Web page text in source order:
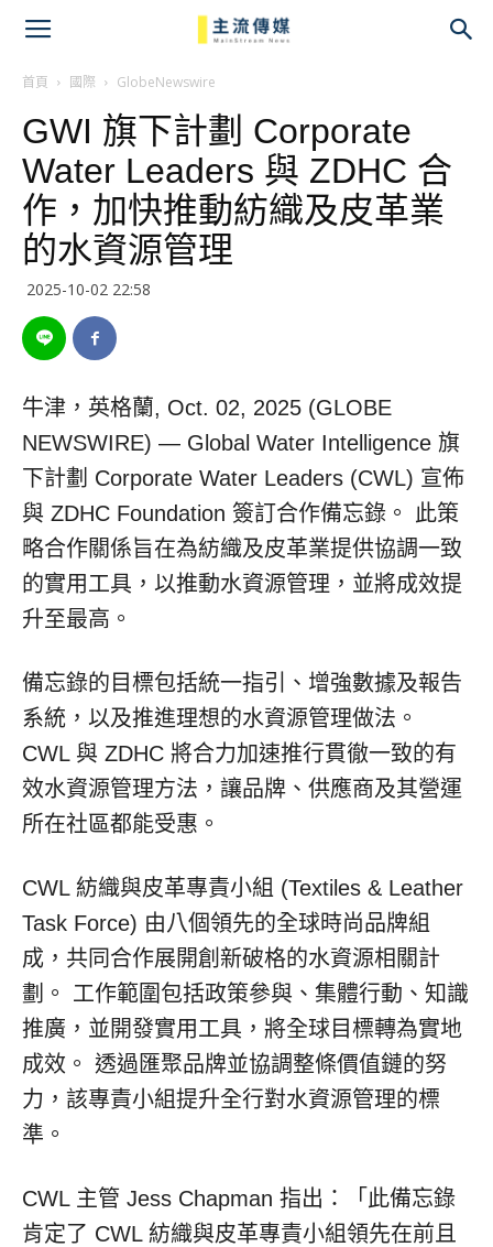
首頁 國際 GlobeNewswire
GWI 旗下計劃 Corporate
Water Leaders 與 ZDHC 合
作，加快推動紡織及皮革業
的水資源管理
2025-10-02 22:58
牛津，英格蘭, Oct. 02, 2025 (GLOBE
NEWSWIRE) — Global Water Intelligence 旗
下計劃 Corporate Water Leaders (CWL) 宣佈
與 ZDHC Foundation 簽訂合作備忘錄。 此策
略合作關係旨在為紡織及皮革業提供協調一致
的實用工具，以推動水資源管理，並將成效提
升至最高。
備忘錄的目標包括統一指引、增強數據及報告
系統，以及推進理想的水資源管理做法。
CWL 與 ZDHC 將合力加速推行貫徹一致的有
效水資源管理方法，讓品牌、供應商及其營運
所在社區都能受惠。
CWL 紡織與皮革專責小組 (Textiles & Leather
Task Force) 由八個領先的全球時尚品牌組
成，共同合作展開創新破格的水資源相關計
劃。 工作範圍包括政策參與、集體行動、知識
推廣，並開發實用工具，將全球目標轉為實地
成效。 透過匯聚品牌並協調整條價值鏈的努
力，該專責小組提升全行對水資源管理的標
準。
CWL 主管 Jess Chapman 指出：「此備忘錄
肯定了 CWL 紡織與皮革專責小組領先在前且